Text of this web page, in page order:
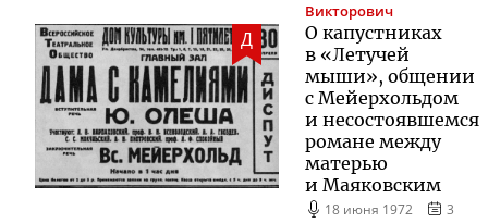
Д
Викторович
О капустниках
в «Летучей
мыши», общении
с Мейерхольдом
и несостоявшемся
романе между
матерью
и Маяковским
18 июня 1972
3